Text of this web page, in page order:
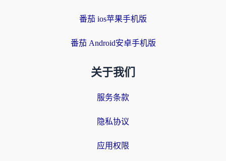
番茄 ios苹果手机版
番茄 Android安卓手机版
关于我们
服务条款
隐私协议
应用权限